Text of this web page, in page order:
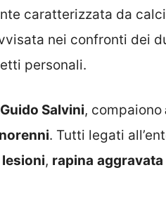
caratterizzata da
nei confronti dei
personali.
Guido Salvini, compaiono
. Tutti legati
lesioni, rapina aggravata